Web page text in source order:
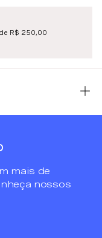
R$ 250,00
mais de
nossos